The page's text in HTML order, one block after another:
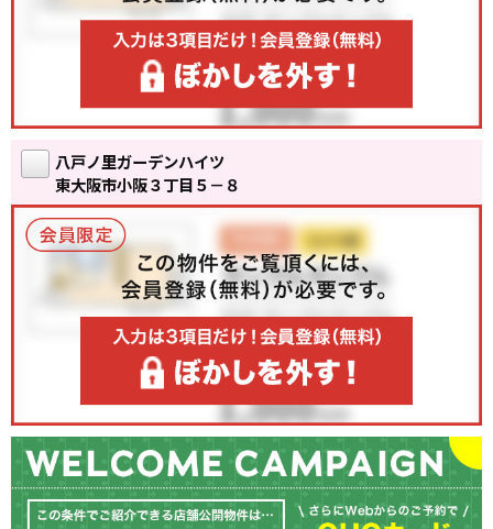
八戸ノ里ガーデンハイツ
東大阪市小阪３丁目５－８